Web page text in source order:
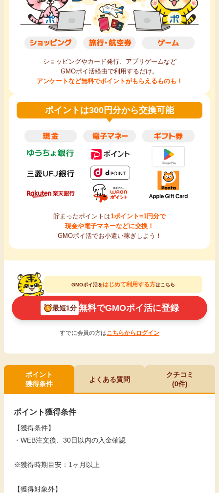
ショッピングやカード発行、アプリゲームなど
GMOポイ活経由で利用するだけ。
アンケートなど無料でポイントがもらえるものも！
ポイントは300円分から交換可能
貯まったポイントは1ポイント=1円分で
現金や電子マネーなどに交換！
GMOポイ活でお小遣い稼ぎしよう！
GMOポイ活をはじめて利用する方はこちら
最短1分 無料でGMOポイ活に登録
すでに会員の方はこちらからログイン
ポイント
獲得条件
よくある質問
クチコミ
(0件)
ポイント獲得条件
【獲得条件】
・WEB注文後、30日以内の入金確認
※獲得時期目安：1ヶ月以上
【獲得対象外】